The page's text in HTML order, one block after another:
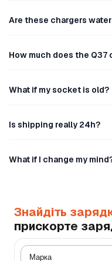
Are these chargers
How much does the Q37
What if my socket is old?
Is shipping really 24h?
What if I change my
Знайдіть
прискорте